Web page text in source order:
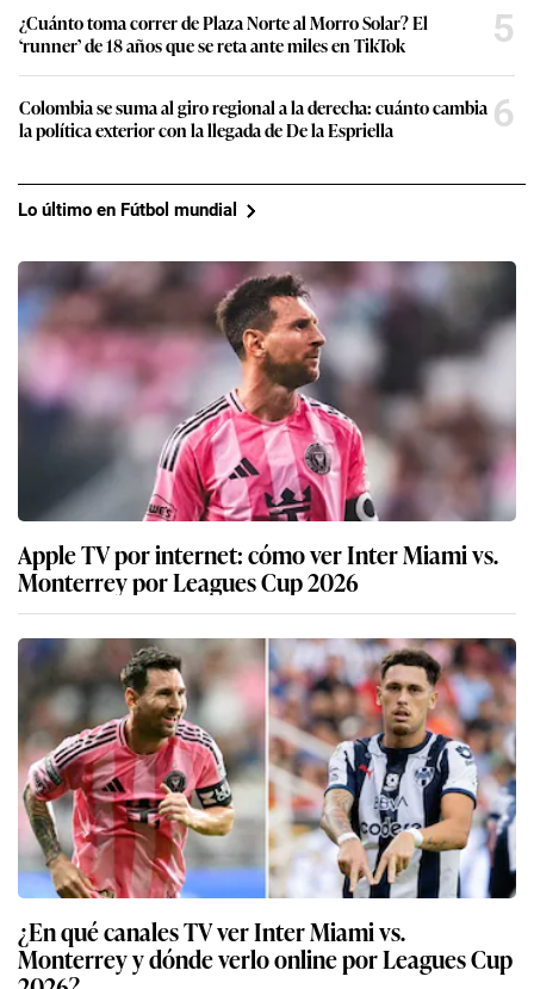
¿Cuánto toma correr de Plaza Norte al Morro Solar? El
‘runner’ de 18 años que se reta ante miles en TikTok
5
Colombia se suma al giro regional a la derecha: cuánto cambia
la política exterior con la llegada de De la Espriella
6
Lo último en Fútbol mundial
Apple TV por internet: cómo ver Inter Miami vs.
Monterrey por Leagues Cup 2026
¿En qué canales TV ver Inter Miami vs.
Monterrey y dónde verlo online por Leagues Cup